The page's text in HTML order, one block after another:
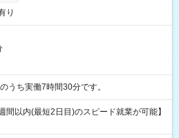
り
※表記のうち実働7時間30分です。
間以内(最短2日目)のスピード就業が可能】